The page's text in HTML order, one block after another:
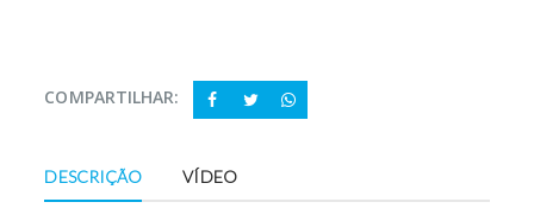
COMPARTILHAR:
DESCRIÇÃO VÍDEO